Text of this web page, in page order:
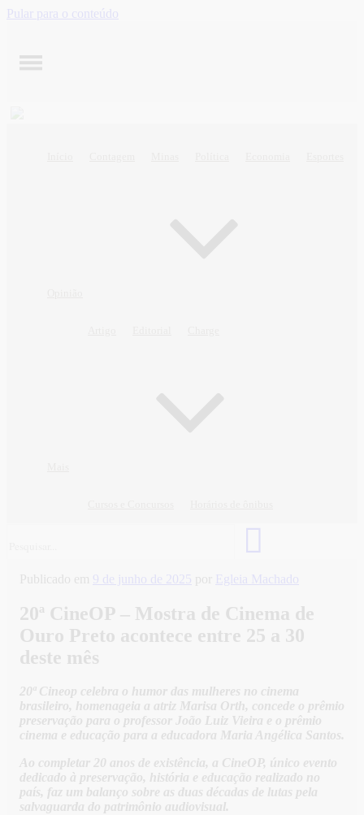
Pular para o conteúdo
Publicado em 9 de junho de 2025 por Egleia Machado
20ª CineOP – Mostra de Cinema de
Ouro Preto acontece entre 25 a 30
deste mês
20ª Cineop celebra o humor das mulheres no cinema
brasileiro, homenageia a atriz Marisa Orth, concede o prêmio
preservação para o professor João Luiz Vieira e o prêmio
cinema e educação para a educadora Maria Angélica Santos.
Ao completar 20 anos de existência, a CineOP, único evento
dedicado à preservação, história e educação realizado no
país, faz um balanço sobre as duas décadas de lutas pela
salvaguarda do patrimônio audiovisual.